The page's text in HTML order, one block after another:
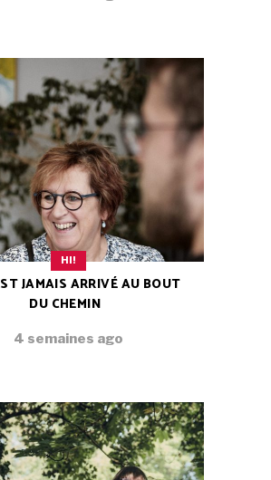
HI!
JAMAIS ARRIVÉ AU BOUT
DU CHEMIN
4 semaines ago